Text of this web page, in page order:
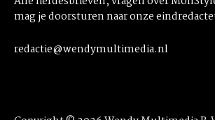
mag je doorsturen naar onze
redactie@wendymultimedia.nl